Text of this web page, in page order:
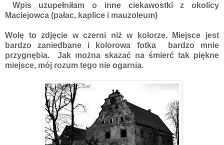
Wpis uzupełniłam o inne ciekawostki z okolicy
Maciejowca (pałac, kaplice i mauzoleum)
Wolę to zdjęcie w czerni niż w kolorze. Miejsce jest
bardzo zaniedbane i kolorowa fotka bardzo mnie
przygnębia. Jak można skazać na śmierć tak piękne
miejsce, mój rozum tego nie ogarnia.